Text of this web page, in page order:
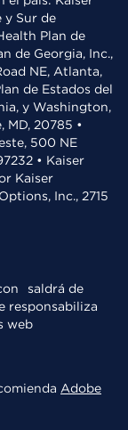
y Sur de
Plan de
de Georgia, Inc.,
NE, Atlanta,
de Estados del
y Washington,
MD, 20785 •
500 NE
• Kaiser
Kaiser
Inc., 2715
saldrá de
responsabiliza
web
Adobe